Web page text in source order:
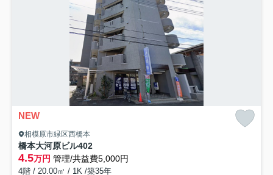
NEW
相模原市緑区西橋本
橋本大河原ビル402
4.5万円 管理/共益費5,000円
4階 / 20.00㎡ / 1K /築35年